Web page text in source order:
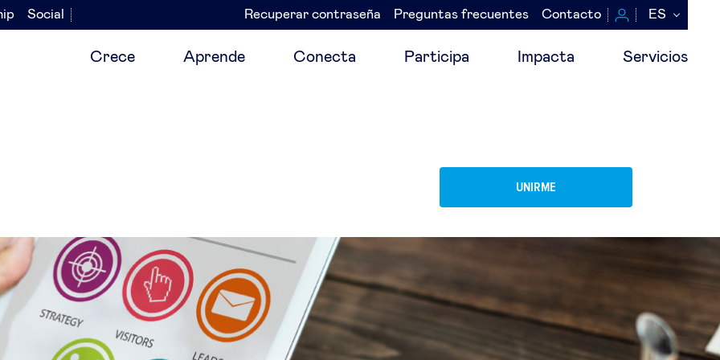
Social
Navegación
secundaria
Recuperar contraseña Preguntas frecuentes Contacto ES
Crece Aprende Conecta Participa Impacta Servicios
UNIRME